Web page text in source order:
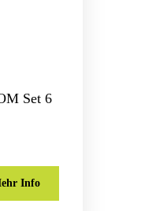
Set 6
Info